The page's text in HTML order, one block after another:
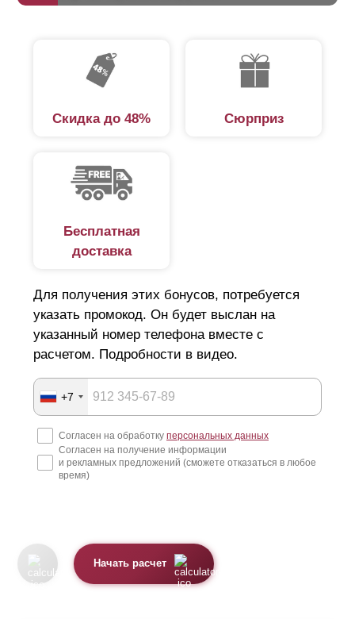
семейного и активного отдыха, садов и балконных
ограждений. Он также широко используется для
поскольку высота
высоким.
В связи с уменьшенной высотой планок, для
одинаковой высоты ограждения " Оптима"
потребуется большеламелей, чем для версии
"Стандарт". Это несколько увеличивает цену забора
жалюзи (из-за более высокого расхода стали). Для
более детального расчета и сравнения вы можете
воспользоваться калькулятором.
Скидка до 48% Сюрприз
Бесплатная
доставка
Для получения этих бонусов, потребуется
указать промокод. Он будет выслан на
указанный номер телефона вместе с
расчетом. Подробности в видео.
+7
Согласен на обработку персональных данных
Согласен на получение информации
и рекламных предложений (сможете отказаться в любое
время)
Начать расчет